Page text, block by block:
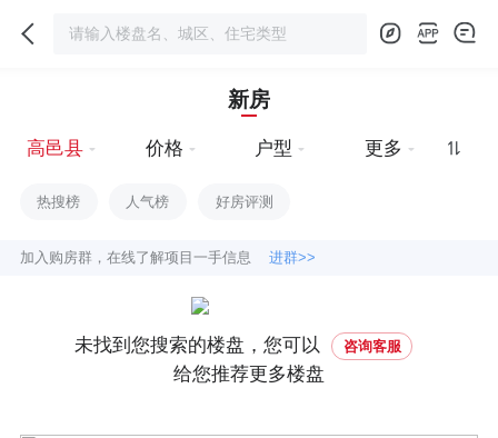
新房
高邑县 价格 户型 更多
热搜榜 人气榜 好房评测
加入购房群，在线了解项目一手信息 进群>>
未找到您搜索的楼盘，您可以 咨询客服
给您推荐更多楼盘